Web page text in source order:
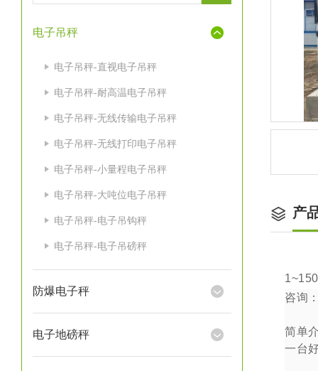
电子吊秤
电子吊秤-直视电子吊秤
电子吊秤-耐高温电子吊秤
电子吊秤-无线传输电子吊秤
电子吊秤-无线打印电子吊秤
电子吊秤-小量程电子吊秤
电子吊秤-大吨位电子吊秤
电子吊秤-电子吊钩秤
电子吊秤-电子吊磅秤
防爆电子秤
电子地磅秤
产
1~150
咨询
简单
一台